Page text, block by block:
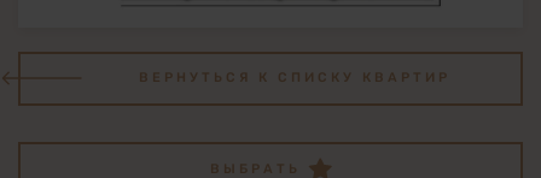
ВЕРНУТЬСЯ К СПИСКУ КВАРТИР
ВЫБРАТЬ